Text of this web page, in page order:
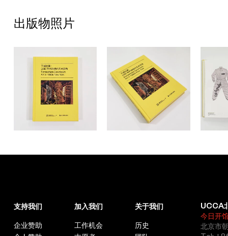
出版物照片
支持我们
企业赞助
加入我们
工作机会
关于我们
历史
UCCA
今日开
北京市